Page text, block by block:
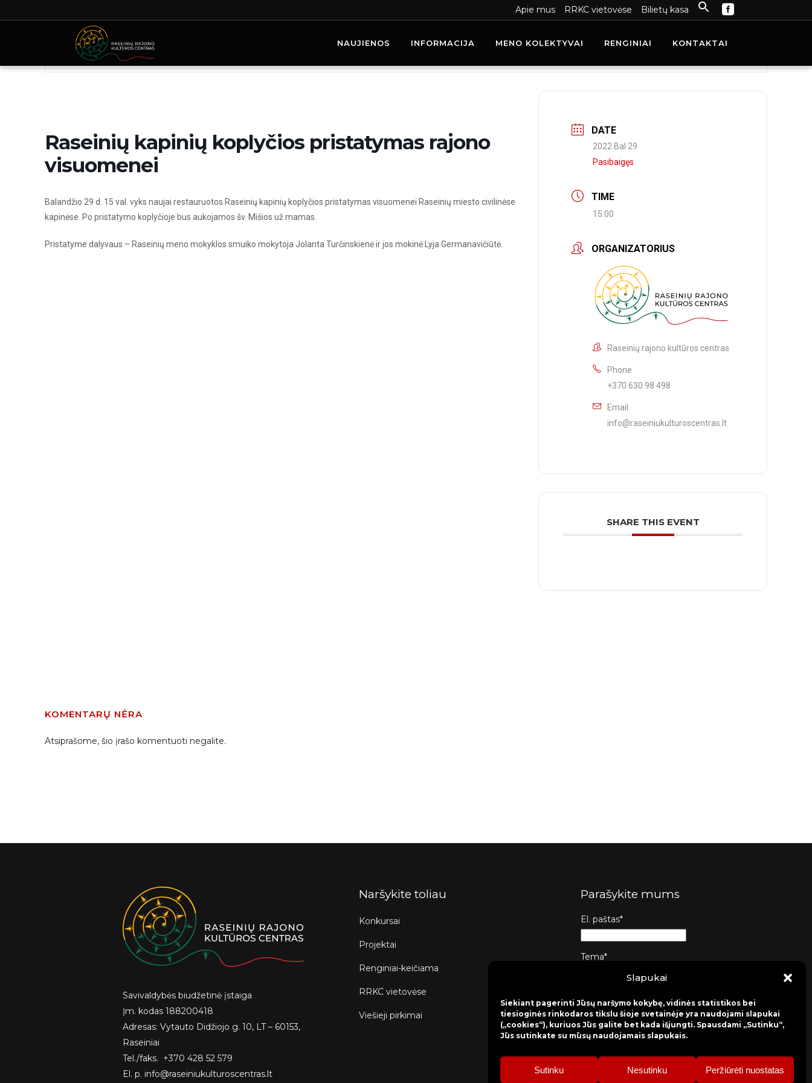
Slapukai
Siekiant pagerinti Jūsų naršymo kokybę, vidinės statistikos bei
tiesioginės rinkodaros tikslu šioje svetainėje yra naudojami slapukai
(„cookies“), kuriuos Jūs galite bet kada išjungti. Spausdami „Sutinku“,
Jūs sutinkate su mūsų naudojamais slapukais.
Sutinku Nesutinku Peržiūrėti nuostatas
Apie mus RRKC vietovėse Bilietų kasa
NAUJIENOS INFORMACIJA MENO KOLEKTYVAI RENGINIAI KONTAKTAI
Renginiai - Raseinių rajono kultūros centras
Raseinių kapinių koplyčios pristatymas rajono
visuomenei
Balandžio 29 d. 15 val. vyks naujai restauruotos Raseinių kapinių koplyčios pristatymas visuomenei Raseinių miesto civilinėse
kapinėse. Po pristatymo koplyčioje bus aukojamos šv. Mišios už mamas.
Pristatyme dalyvaus – Raseinių meno mokyklos smuiko mokytoja Jolanta Turčinskienė ir jos mokinė Lyja Germanavičiūtė.
DATE
2022 Bal 29
Pasibaigęs
TIME
15:00
ORGANIZATORIUS
Raseinių rajono kultūros centras
Phone
+370 630 98 498
Email
info@raseiniukulturoscentras.lt
SHARE THIS EVENT
KOMENTARŲ NĖRA
Atsiprašome, šio įrašo komentuoti negalite.
Savivaldybės biudžetinė įstaiga
Įm. kodas 188200418
Adresas: Vytauto Didžiojo g. 10, LT – 60153,
Raseiniai
Tel./faks. +370 428 52 579
El. p. info@raseiniukulturoscentras.lt
Naršykite toliau
Konkursai
Projektai
Renginiai-keičiama
RRKC vietovėse
Viešieji pirkimai
Parašykite mums
El. paštas*
Tema*